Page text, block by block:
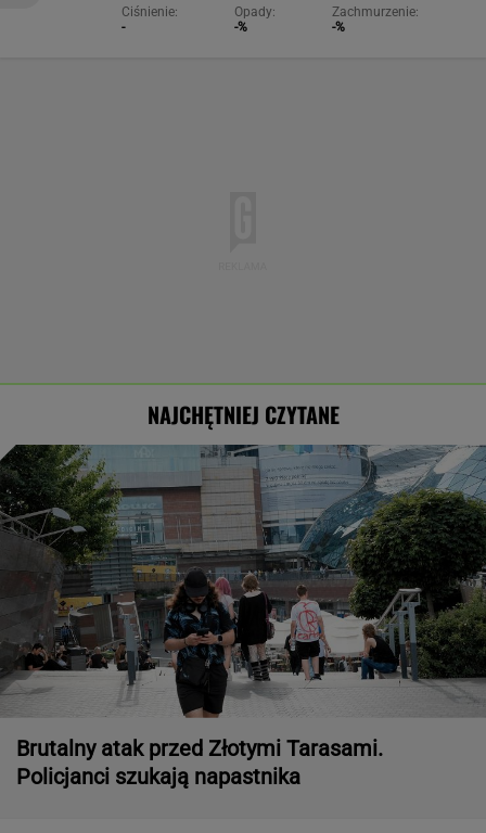
Ciśnienie:
-
Opady:
-%
Zachmurzenie:
-%
NAJCHĘTNIEJ CZYTANE
Brutalny atak przed Złotymi Tarasami.
Policjanci szukają napastnika